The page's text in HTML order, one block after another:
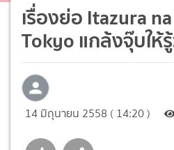
เรื่องย่อ Itazura
Tokyo แกล้งจุ๊บให้
14 มิถุนายน 2558 ( 14:20 )